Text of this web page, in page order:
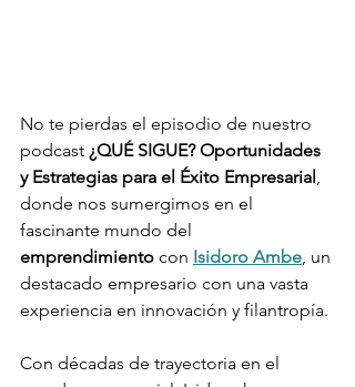
No te pierdas el episodio de nuestro
podcast ¿QUÉ SIGUE? Oportunidades
y Estrategias para el Éxito Empresarial ,
donde nos sumergimos en el
fascinante mundo del
emprendimiento con Isidoro Ambe, un
destacado empresario con una vasta
experiencia en innovación y filantropía.
Con décadas de trayectoria en el